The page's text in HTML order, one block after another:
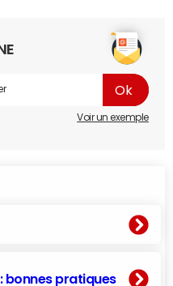
Voir un exemple
bonnes pratiques